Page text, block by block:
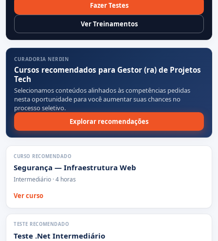
Fazer Testes
Ver Treinamentos
CURADORIA NERDIN
Cursos recomendados para Gestor (ra) de Projetos
Tech
Selecionamos conteúdos alinhados às competências pedidas
nesta oportunidade para você aumentar suas chances no
processo seletivo.
Explorar recomendações
CURSO RECOMENDADO
Segurança — Infraestrutura Web
Intermediário · 4 horas
Ver curso
TESTE RECOMENDADO
Teste .Net Intermediário